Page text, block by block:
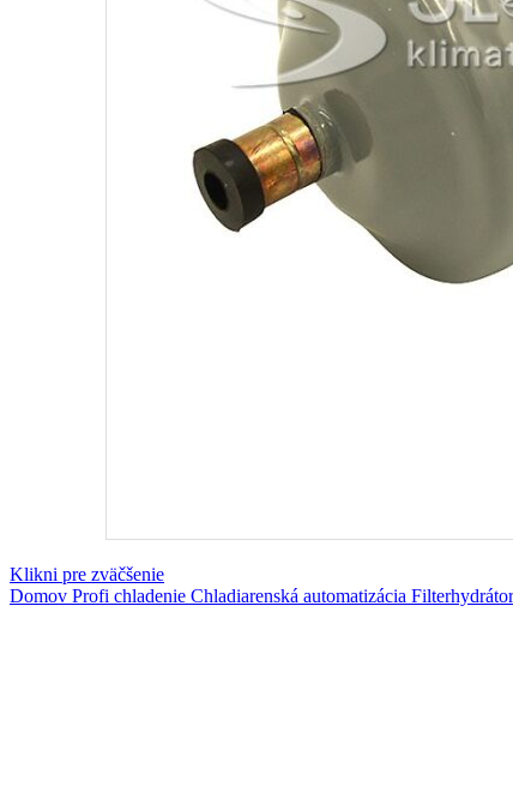
Klikni pre zväčšenie
Domov Profi chladenie Chladiarenská automatizácia